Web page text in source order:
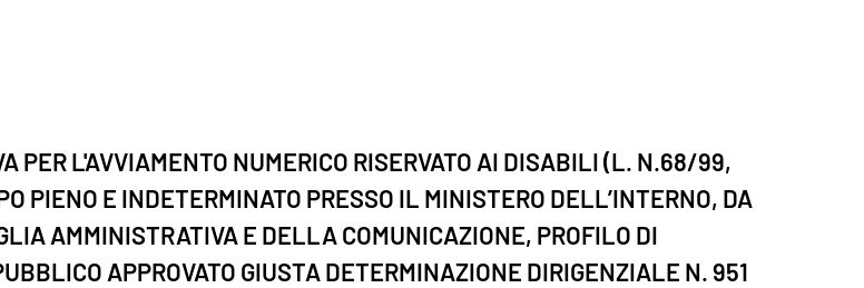
PER L'AVVIAMENTO NUMERICO RISERVATO AI DISABILI (L. N.68/99,
PIENO E INDETERMINATO PRESSO IL MINISTERO DELL’INTERNO, DA
AMMINISTRATIVA E DELLA COMUNICAZIONE, PROFILO DI
APPROVATO GIUSTA DETERMINAZIONE DIRIGENZIALE N. 951